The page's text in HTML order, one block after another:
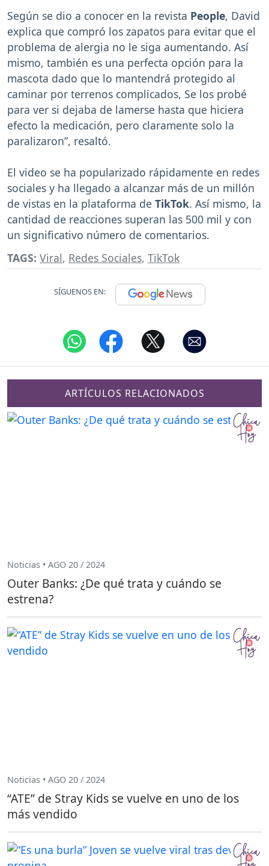
Según se dio a conocer en la revista People, David
explica que compró los zapatos para evitar que el
problema de alergia no le siga aumentando. Así
mismo, también es una perfecta opción para la
mascota dado que lo mantendrá protegido al
caminar por terrenos complicados, Se los probé
para ver si dejaba de lamerse hasta que hiciera
efecto la medicación, pero claramente solo la
paralizaron”, resaltó.
El video se ha popularizado rápidamente en redes
sociales y ha llegado a alcanzar más de un millón
de vistas en la plataforma de TikTok. Así mismo, la
cantidad de reacciones superan las 500 mil y con
un significativo número de comentarios.
TAGS: Viral, Redes Sociales, TikTok
SÍGUENOS EN:
ARTÍCULOS RELACIONADOS
Noticias • AGO 20 / 2024
Outer Banks: ¿De qué trata y cuándo se
estrena?
Noticias • AGO 20 / 2024
“ATE” de Stray Kids se vuelve en uno de los
más vendido